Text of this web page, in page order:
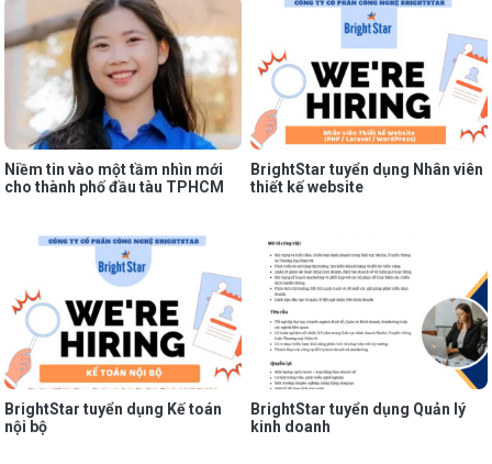
Niềm tin vào một tầm nhìn mới
cho thành phố đầu tàu TPHCM
BrightStar tuyển dụng Nhân viên
thiết kế website
BrightStar tuyển dụng Kế toán
nội bộ
BrightStar tuyển dụng Quản lý
kinh doanh